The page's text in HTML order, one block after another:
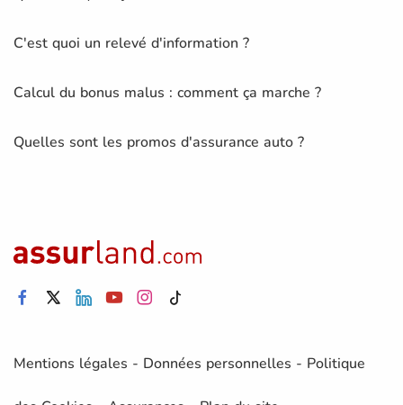
C'est quoi un relevé d'information ?
Calcul du bonus malus : comment ça marche ?
Quelles sont les promos d'assurance auto ?
Mentions légales - Données personnelles - Politique